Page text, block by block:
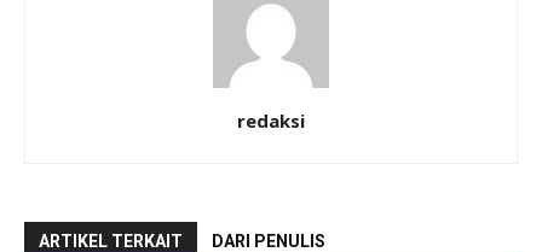
redaksi
ARTIKEL TERKAIT DARI PENULIS